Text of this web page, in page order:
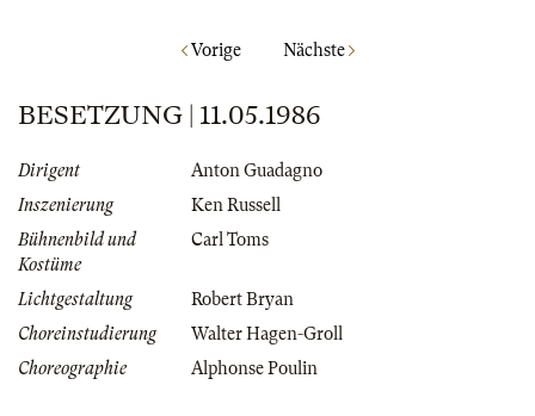
Vorige Nächste
BESETZUNG | 11.05.1986
Dirigent
Anton Guadagno
Inszenierung
Ken Russell
Bühnenbild und
Kostüme
Carl Toms
Lichtgestaltung
Robert Bryan
Choreinstudierung
Walter Hagen-Groll
Choreographie
Alphonse Poulin